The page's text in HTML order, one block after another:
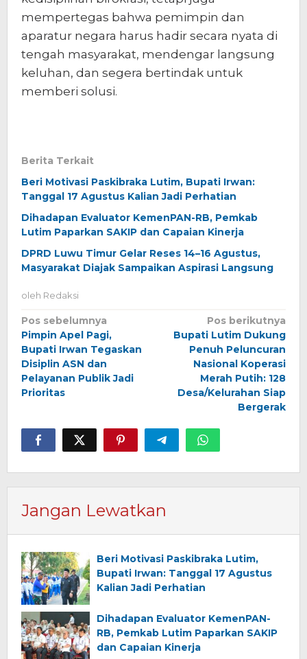
mempertegas bahwa pemimpin dan
aparatur negara harus hadir secara nyata di
tengah masyarakat, mendengar langsung
keluhan, dan segera bertindak untuk
memberi solusi.
Berita Terkait
Beri Motivasi Paskibraka Lutim, Bupati Irwan:
Tanggal 17 Agustus Kalian Jadi Perhatian
Dihadapan Evaluator KemenPAN-RB, Pemkab
Lutim Paparkan SAKIP dan Capaian Kinerja
DPRD Luwu Timur Gelar Reses 14–16 Agustus,
Masyarakat Diajak Sampaikan Aspirasi Langsung
oleh Redaksi
Navigasi
pos
Pos sebelumnya
Pimpin Apel Pagi,
Bupati Irwan Tegaskan
Disiplin ASN dan
Pelayanan Publik Jadi
Prioritas
Pos berikutnya
Bupati Lutim Dukung
Penuh Peluncuran
Nasional Koperasi
Merah Putih: 128
Desa/Kelurahan Siap
Bergerak
Jangan Lewatkan
Beri Motivasi Paskibraka Lutim,
Bupati Irwan: Tanggal 17 Agustus
Kalian Jadi Perhatian
Dihadapan Evaluator KemenPAN-
RB, Pemkab Lutim Paparkan SAKIP
dan Capaian Kinerja